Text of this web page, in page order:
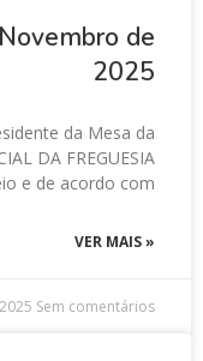
de
2025
da Mesa da
DA FREGUESIA
e de acordo com
VER MAIS »
Sem comentários